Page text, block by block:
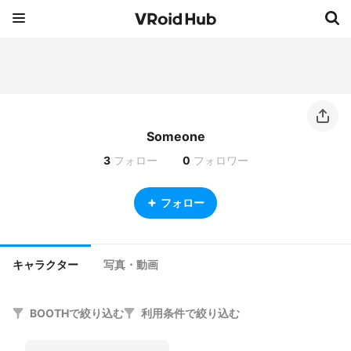
Someone
3 フォロー 0 フォロワー
フォロー
キャラクター 写真・動画
BOOTHで絞り込む 利用条件で絞り込む